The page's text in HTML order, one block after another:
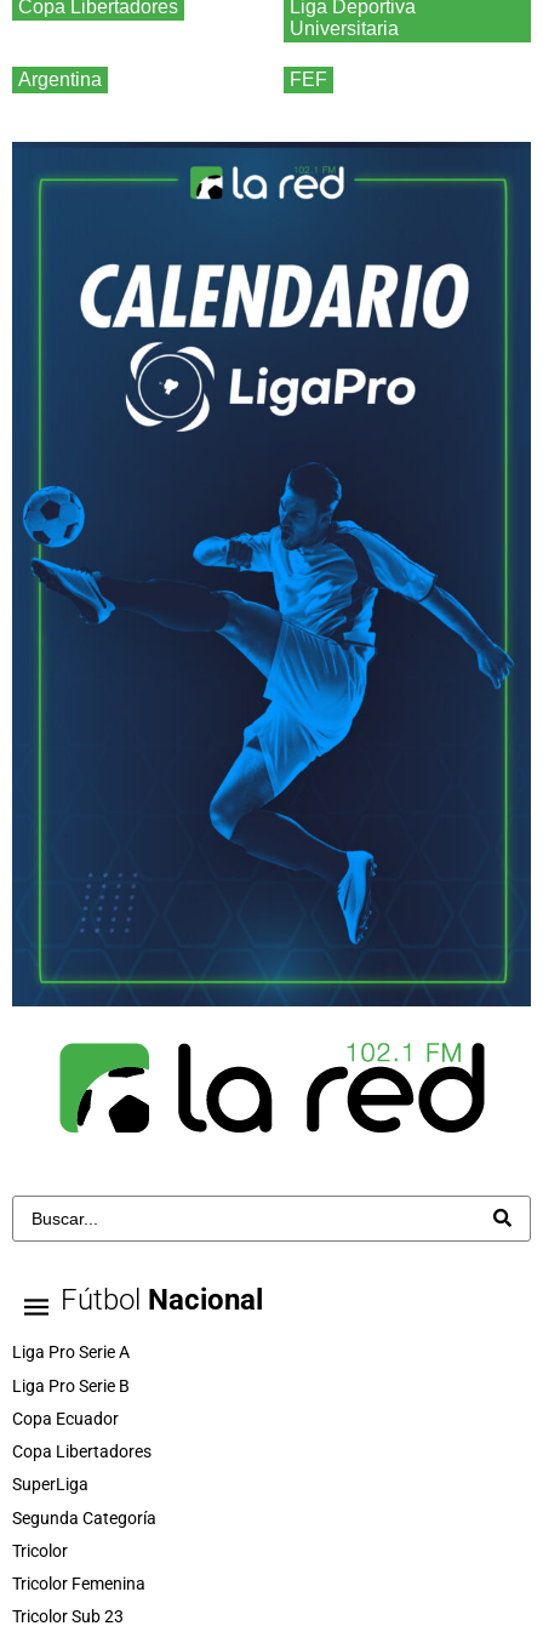
Copa Libertadores
Liga Deportiva
Universitaria
Argentina FEF
Fútbol Nacional
Liga Pro Serie A
Liga Pro Serie B
Copa Ecuador
Copa Libertadores
SuperLiga
Segunda Categoría
Tricolor
Tricolor Femenina
Tricolor Sub 23